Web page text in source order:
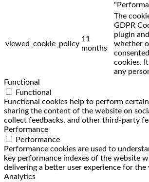
viewed_cookie_policy
11
months
The
GDPR
plugin
whether
cookies.
any
Functional
Functional
Functional cookies help to perform
sharing the content of the website on
collect feedbacks, and other third-party
Performance
Performance
Performance cookies are used to
key performance indexes of the website
delivering a better user experience for the
Analytics